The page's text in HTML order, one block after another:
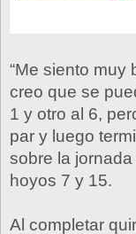
“Me siento muy
creo que se
1 y otro al 6,
par y luego
sobre la
hoyos 7 y 15.
Al completar